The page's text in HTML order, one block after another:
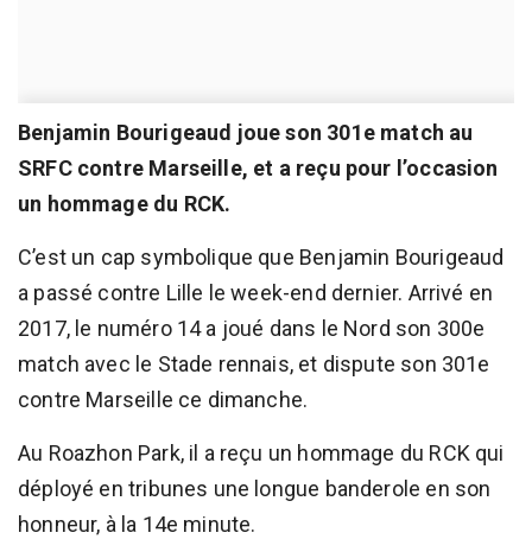
Benjamin Bourigeaud joue son 301e match au
SRFC contre Marseille, et a reçu pour l’occasion
un hommage du RCK.
C’est un cap symbolique que Benjamin Bourigeaud
a passé contre Lille le week-end dernier. Arrivé en
2017, le numéro 14 a joué dans le Nord son 300e
match avec le Stade rennais, et dispute son 301e
contre Marseille ce dimanche.
Au Roazhon Park, il a reçu un hommage du RCK qui
déployé en tribunes une longue banderole en son
honneur, à la 14e minute.